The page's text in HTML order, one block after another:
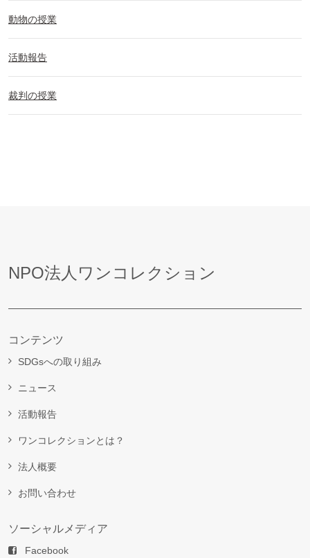
動物の授業
活動報告
裁判の授業
NPO法人ワンコレクション
コンテンツ
SDGsへの取り組み
ニュース
活動報告
ワンコレクションとは？
法人概要
お問い合わせ
ソーシャルメディア
Facebook